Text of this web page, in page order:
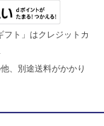
ト」はクレジットカ
、別途送料がかかり